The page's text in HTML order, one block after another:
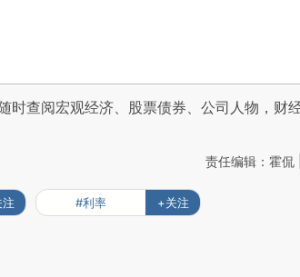
时查阅宏观经济、股票债券、公司人物，财
责任编辑：霍侃
#利率 +关注